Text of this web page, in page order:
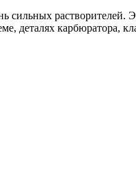
сильных растворителей.
деталях карбюратора,